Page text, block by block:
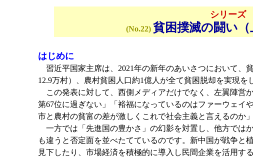
シリーズ
(No.22) 貧困撲滅の闘い
はじめに
習近平国家主席は、2021年の新年のあいさつにおいて、
12.9万村）、農村貧困人口約1億人が全て貧困脱却を実現を
この発表に対して、西側メディアだけでなく、左翼陣営
第67位に過ぎない」「裕福になっているのはファーウェイ
市と農村の貧富の差が激しくこれで社会主義と言えるのか
一方では「先進国の豊かさ」の幻影を対置し、他方では
も違うと否定面を並べたてているのです。新中国が戦争と
見下したり、市場経済を積極的に導入し民間企業を活用